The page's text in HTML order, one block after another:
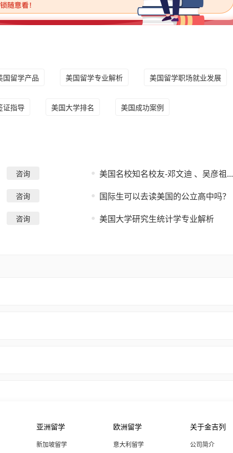
国留学产品 美国留学专业解析 美国留学职场就业发展
证指导 美国大学排名 美国成功案例
咨询 美国名校知名校友-邓文迪 、吴彦祖...
咨询 国际生可以去读美国的公立高中吗？
咨询 美国大学研究生统计学专业解析
亚洲留学
新加坡留学
欧洲留学
意大利留学
关于金吉列
公司简介